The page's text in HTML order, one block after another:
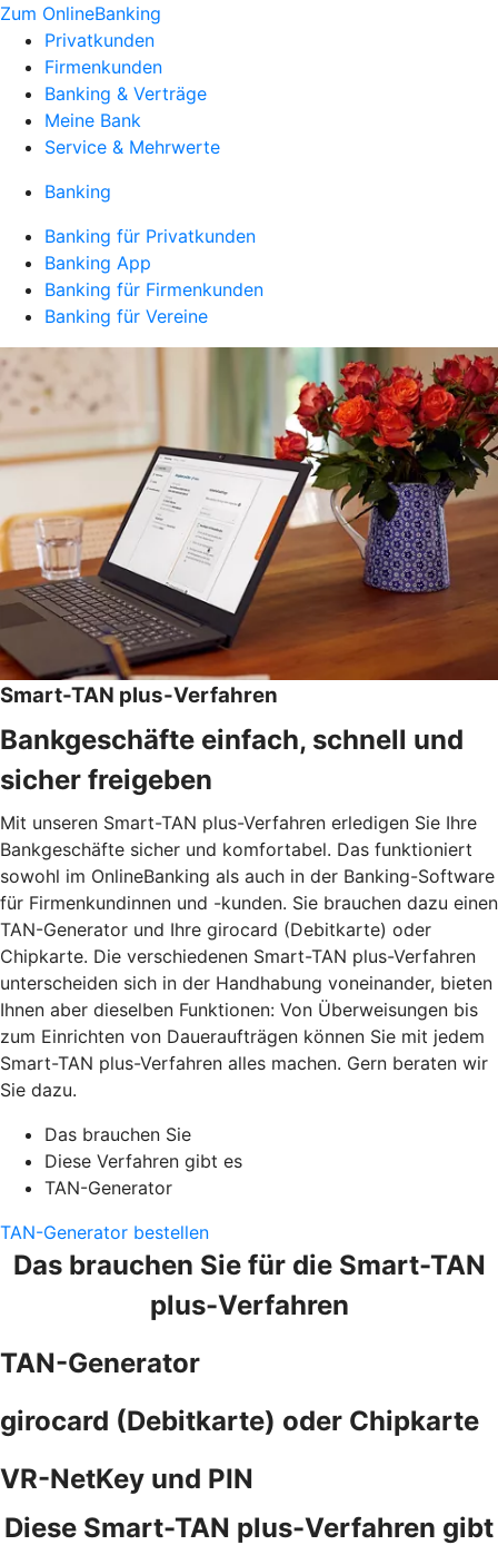
Zum OnlineBanking
Privatkunden
Firmenkunden
Banking & Verträge
Meine Bank
Service & Mehrwerte
Banking
Banking für Privatkunden
Banking App
Banking für Firmenkunden
Banking für Vereine
Smart-TAN plus-Verfahren
Bankgeschäfte einfach, schnell und
sicher freigeben
Mit unseren Smart-TAN plus-Verfahren erledigen Sie Ihre
Bankgeschäfte sicher und komfortabel. Das funktioniert
sowohl im OnlineBanking als auch in der Banking-Software
für Firmenkundinnen und -kunden. Sie brauchen dazu einen
TAN-Generator und Ihre girocard (Debitkarte) oder
Chipkarte. Die verschiedenen Smart-TAN plus-Verfahren
unterscheiden sich in der Handhabung voneinander, bieten
Ihnen aber dieselben Funktionen: Von Überweisungen bis
zum Einrichten von Daueraufträgen können Sie mit jedem
Smart-TAN plus-Verfahren alles machen. Gern beraten wir
Sie dazu.
Das brauchen Sie
Diese Verfahren gibt es
TAN-Generator
TAN-Generator bestellen
Das brauchen Sie für die Smart-TAN
plus-Verfahren
TAN-Generator
girocard (Debitkarte) oder Chipkarte
VR-NetKey und PIN
Diese Smart-TAN plus-Verfahren gibt